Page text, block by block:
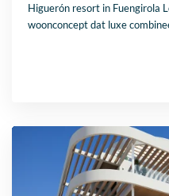
Higuerón resort in Fuengirola
woonconcept dat luxe